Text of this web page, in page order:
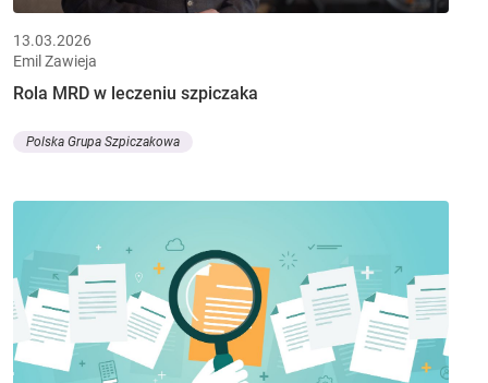
13.03.2026
Emil Zawieja
Rola MRD w leczeniu szpiczaka
Polska Grupa Szpiczakowa